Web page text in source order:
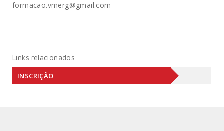
formacao.vmerg@gmail.com
Links relacionados
INSCRIÇÃO